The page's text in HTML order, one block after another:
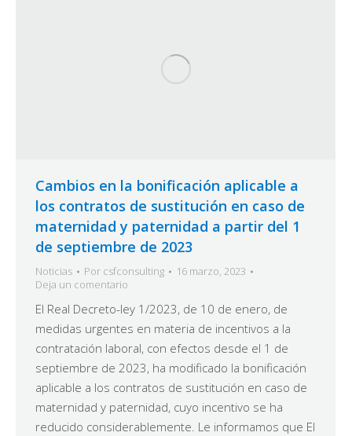
Cambios en la bonificación aplicable a
los contratos de sustitución en caso de
maternidad y paternidad a partir del 1
de septiembre de 2023
Noticias Por csfconsulting
16 marzo, 2023
Deja un comentario
El Real Decreto-ley 1/2023, de 10 de enero, de
medidas urgentes en materia de incentivos a la
contratación laboral, con efectos desde el 1 de
septiembre de 2023, ha modificado la bonificación
aplicable a los contratos de sustitución en caso de
maternidad y paternidad, cuyo incentivo se ha
reducido considerablemente. Le informamos que El